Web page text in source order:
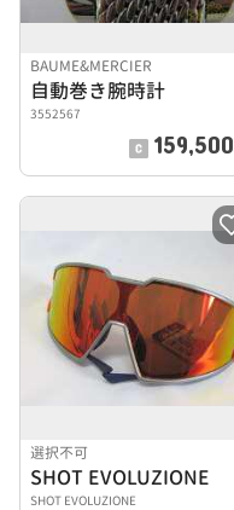
BAUME&MERCIER
自動巻き腕時計
3552567
159,500
選択不可
SHOT EVOLUZIONE
SHOT EVOLUZIONE